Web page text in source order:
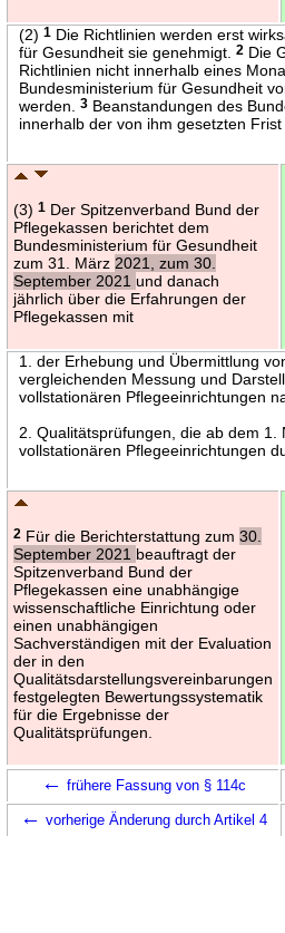
(2)1 Die Richtlinien werden erst
für Gesundheit sie genehmigt.2 Die
Richtlinien nicht innerhalb eines
Bundesministerium für Gesundheit
werden.3 Beanstandungen des
innerhalb der von ihm gesetzten Frist
(3)1 Der Spitzenverband Bund der
Pflegekassen berichtet dem
Bundesministerium für Gesundheit
zum 31. März 2021, zum 30.
September 2021und danach
jährlich über die Erfahrungen der
Pflegekassen mit
1. der Erhebung und Übermittlung
vergleichenden Messung und
vollstationären Pflegeeinrichtungen
2. Qualitätsprüfungen, die ab dem 1.
vollstationären Pflegeeinrichtungen
2 Für die Berichterstattung zum30.
September 2021 beauftragt der
Spitzenverband Bund der
Pflegekassen eine unabhängige
wissenschaftliche Einrichtung oder
einen unabhängigen
Sachverständigen mit der Evaluation
der in den
Qualitätsdarstellungsvereinbarungen
festgelegten Bewertungssystematik
für die Ergebnisse der
Qualitätsprüfungen.
← frühere Fassung von § 114c
← vorherige Änderung durch Artikel 4